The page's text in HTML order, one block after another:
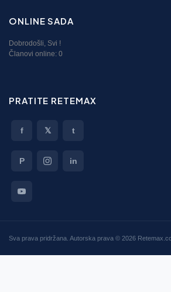
ONLINE SADA
Dobrodošli, Svi !
Članovi online: 0
PRATITE RETEMAX
f 𝕏 t
P in
Sva prava pridržana. Autorska prava © 2026